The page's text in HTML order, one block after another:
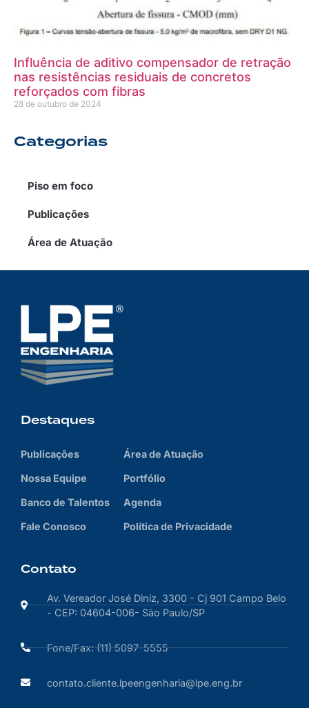
Influência de aditivo compensador de retração
nas resistências residuais de concretos
reforçados com fibras
28 de outubro de 2024
Categorias
Piso em foco
Publicações
Área de Atuação
Destaques
Publicações
Nossa Equipe
Banco de Talentos
Fale Conosco
Área de Atuação
Portfólio
Agenda
Política de Privacidade
Contato
Av. Vereador José Diniz, 3300 - Cj 901 Campo Belo
- CEP: 04604-006- São Paulo/SP
Fone/Fax: (11) 5097-5555
contato.cliente.lpeengenharia@lpe.eng.br